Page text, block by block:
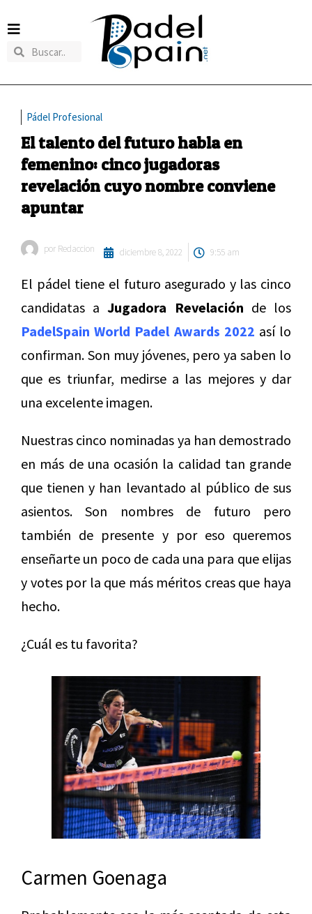
Pádel Profesional
El talento del futuro habla en
femenino: cinco jugadoras
revelación cuyo nombre conviene
apuntar
por Redaccion diciembre 8, 2022 9:55 am
El pádel tiene el futuro asegurado y las cinco
candidatas aJugadora Revelación de los
PadelSpain World Padel Awards 2022 así lo
confirman. Son muy jóvenes, pero ya saben lo
que es triunfar, medirse a las mejores y dar
una excelente imagen.
Nuestras cinco nominadas ya han demostrado
en más de una ocasión la calidad tan grande
que tienen y han levantado al público de sus
asientos. Son nombres de futuro pero
también de presente y por eso queremos
enseñarte un poco de cada una para que elijas
y votes por la que más méritos creas que haya
hecho.
¿Cuál es tu favorita?
Carmen Goenaga